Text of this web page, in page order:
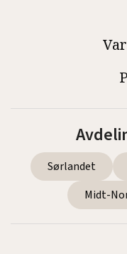
Sørlandet
Midt-